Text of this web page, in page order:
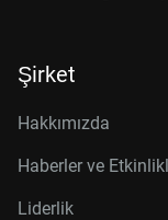
Şirket
Hakkımızda
Haberler ve
Liderlik